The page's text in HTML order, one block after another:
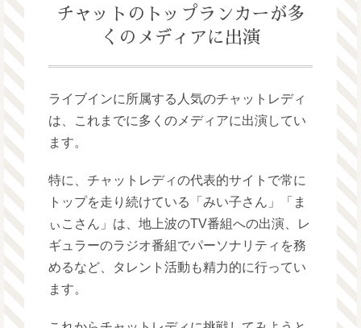
チャットのトップランカーが多
くのメディアに出演
ライブインに所属する人気のチャットレディ
は、これまでに多くのメディアに出演してい
ます。
特に、チャットレディの代表的サイトで常に
トップを走り続けている「みい子さん」「ま
ぃこさん」は、地上波のTV番組への出演、レ
ギュラーのラジオ番組でパーソナリティを務
めるなど、タレント活動も精力的に行ってい
ます。